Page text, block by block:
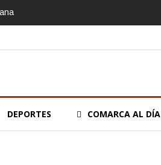
DEPORTES COMARCA AL DÍA